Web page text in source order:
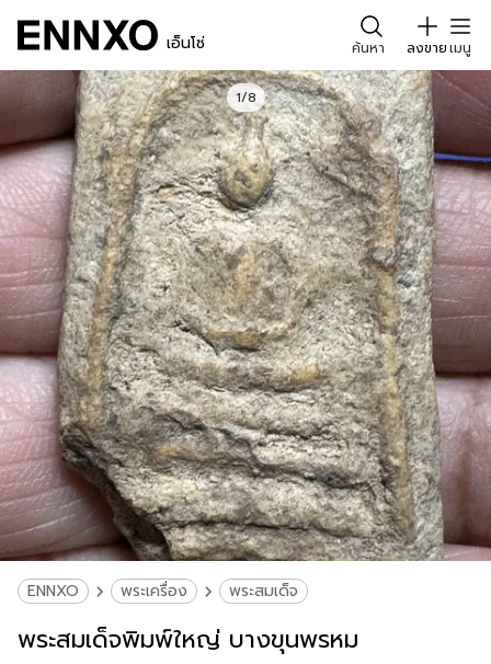
เอ็นโซ่ ค้นหา ลงขายเมนู
1/8
ENNXO พระเครื่อง พระสมเด็จ
พระสมเด็จพิมพ์ใหญ่ บางขุนพรหม